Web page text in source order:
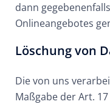
dann
Onlineangebotes
Löschung von
Die von uns
Maßgabe der Art.